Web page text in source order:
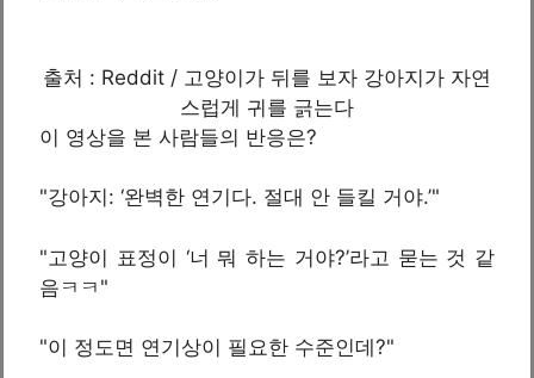
출처 : Reddit / 고양이가 뒤를 보자 강아지가 자연
스럽게 귀를 긁는다
이 영상을 본 사람들의 반응은?
"강아지: ‘완벽한 연기다. 절대 안 들킬 거야.’"
"고양이 표정이 ‘너 뭐 하는 거야?’라고 묻는 것 같
음ㅋㅋ"
"이 정도면 연기상이 필요한 수준인데?"